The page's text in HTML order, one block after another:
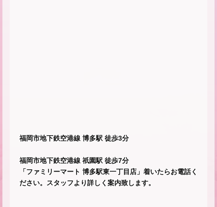
福岡市地下鉄空港線 博多駅 徒歩3分
福岡市地下鉄空港線 祇園駅 徒歩7分
「ファミリーマート 博多駅東一丁目店」着いたらお電話く
ださい。スタッフより詳しく案内致します。